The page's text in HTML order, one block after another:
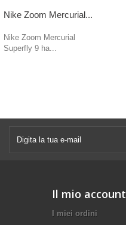
Nike Zoom Mercurial...
Nike Zoom Mercurial
Superfly 9 ha...
Il mio account
I miei ordini